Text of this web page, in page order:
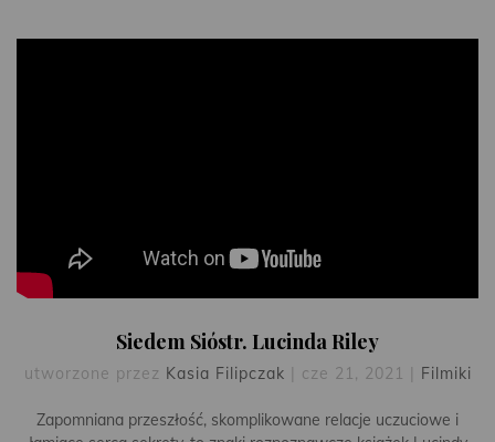
Siedem Sióstr. Lucinda Riley
utworzone przez Kasia Filipczak | cze 21, 2021 | Filmiki
Zapomniana przeszłość, skomplikowane relacje uczuciowe i